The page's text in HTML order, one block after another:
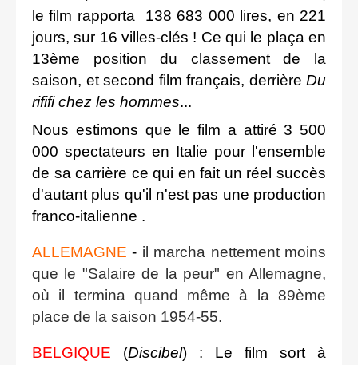
le film rapporta
138 683 000 lires, en 221
jours, sur 16 villes-clés ! Ce qui le plaça en
13ème position du classement de la
saison, et second film français, derrière Du
rififi chez les hommes...
Nous estimons que le film a attiré 3 500
000 spectateurs en Italie pour l'ensemble
de sa carrière ce qui en fait un réel succès
d'autant plus qu'il n'est pas une production
franco-italienne .
ALLEMAGNE - il marcha nettement moins
que le "Salaire de la peur" en Allemagne,
où il termina quand même à la 89ème
place de la saison 1954-55.
BELGIQUE (Discibel) : Le film sort à